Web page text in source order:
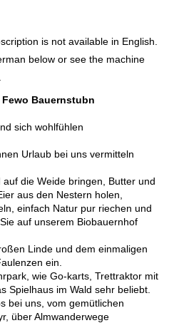
is not available in English.
below or see the machine
Bauernstubn
sich wohlfühlen
Urlaub bei uns vermitteln
die Weide bringen, Butter und
aus den Nestern holen,
einfach Natur pur riechen und
auf unserem Biobauernhof
Linde und dem einmaligen
ein.
wie Go-karts, Trettraktor mit
Spielhaus im Wald sehr beliebt.
bei uns, vom gemütlichen
über Almwanderwege